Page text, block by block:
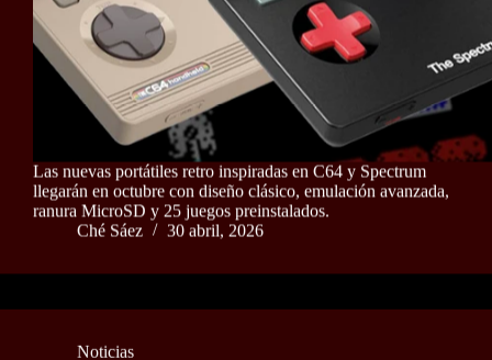
Las nuevas portátiles retro inspiradas en C64 y Spectrum
llegarán en octubre con diseño clásico, emulación avanzada,
ranura MicroSD y 25 juegos preinstalados.
Ché Sáez
30 abril, 2026
Noticias